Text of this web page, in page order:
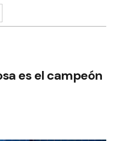
es el campeón